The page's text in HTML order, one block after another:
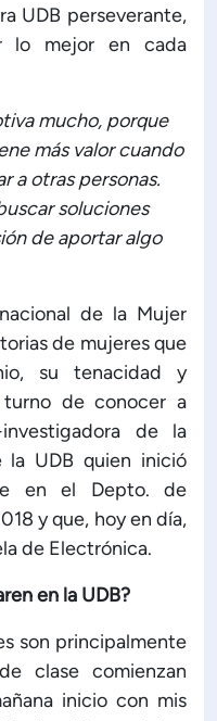
UDB perseverante,
lo mejor en cada
mucho, porque
más valor cuando
a otras personas.
soluciones
de aportar algo
de la Mujer
de mujeres que
su tenacidad y
de conocer a
de la
la UDB quien inició
en el Depto. de
y que, hoy en día,
de Electrónica.
en la UDB?
son principalmente
clase comienzan
inicio con mis